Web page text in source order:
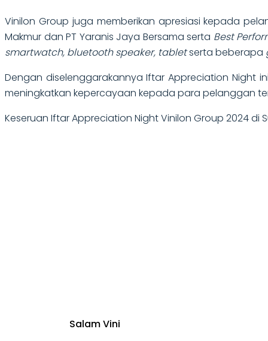
Vinilon Group juga memberikan apresiasi kepada
Makmur dan PT Yaranis Jaya Bersama serta Best
smartwatch, bluetooth speaker, tabletserta beberapa
Dengan diselenggarakannya Iftar Appreciation Night
meningkatkan kepercayaan kepada para pelanggan
Keseruan Iftar Appreciation Night Vinilon Group 2024
Salam Vini